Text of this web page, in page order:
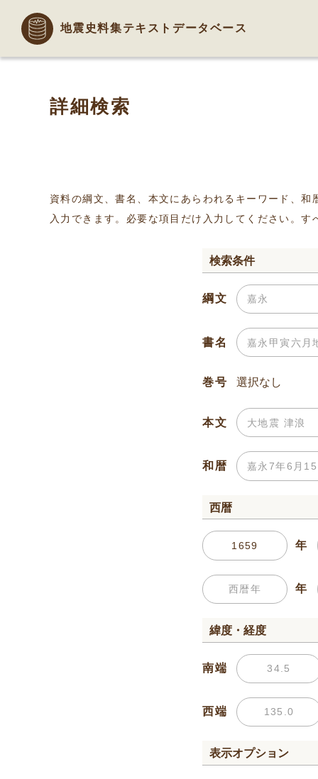
地震史料集テキストデータベース
詳細検索
資料の綱文、書名、本文にあらわれるキーワード、
入力できます。必要な項目だけ入力してください。
検索条件
綱文
書名
巻号
本文
和暦
西暦
年
年
緯度・経度
南端
西端
表示オプション